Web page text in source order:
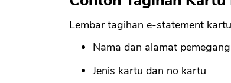
Lembar tagihan e-statement
Nama dan alamat
Jenis kartu dan no kartu